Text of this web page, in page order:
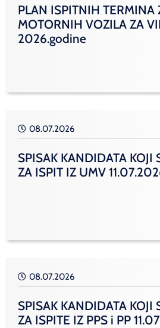
PLAN ISPITNIH TERMINA
MOTORNIH VOZILA ZA
2026.godine
08.07.2026
SPISAK KANDIDATA KOJI
ZA ISPIT IZ UMV
08.07.2026
SPISAK KANDIDATA KOJI
ZA ISPITE IZ PPS i PP